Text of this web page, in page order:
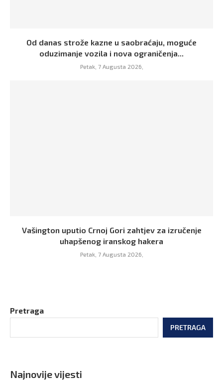
Od danas strože kazne u saobraćaju, moguće
oduzimanje vozila i nova ograničenja...
Petak, 7 Augusta 2026,
Vašington uputio Crnoj Gori zahtjev za izručenje
uhapšenog iranskog hakera
Petak, 7 Augusta 2026,
Pretraga
PRETRAGA
Najnovije vijesti